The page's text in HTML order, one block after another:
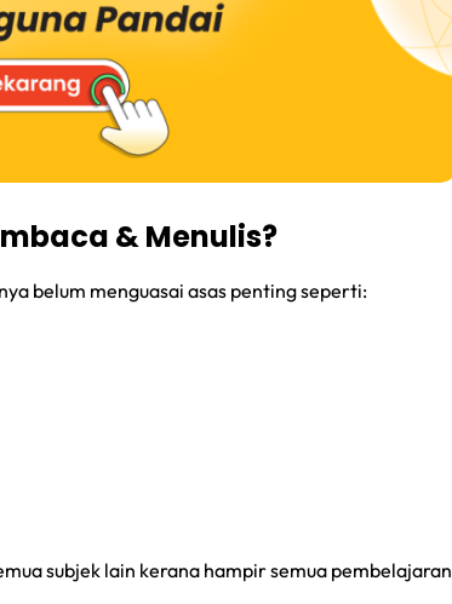
& Menulis?
belum menguasai asas penting seperti:
subjek lain kerana hampir semua pembelajaran